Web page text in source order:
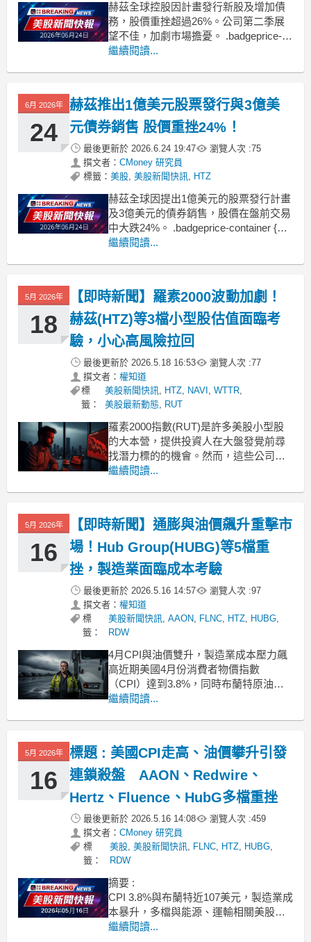
赫茲全球控股因計畫發行新股及增加債
務，股價重挫超過26%。公司第二季展
望不佳，加劇市場擔憂。 .badgeprice-
container {
gap: 1rem !important;
繼續閱讀...
6月 2026年
24
赫茲推出1億美元股票發行與3億美
元債券銷售 股價重挫24%！
最後更新於 2026.6.24 19:47 瀏覽人次 :75
撰文者： CMoney 研究員
標籤： 美股, 美股新聞快訊, HTZ
赫茲全球因提出1億美元的股票發行計畫
及3億美元的債券銷售，股價在盤前交易
中大跌24%。 .badgeprice-container {
display: flex !important;
flex-wr
繼續閱讀...
5月 2026年
18
【即時新聞】羅素2000波動加劇！
赫茲(HTZ)等3檔小型股估值面臨考
驗，小心高風險拉回
最後更新於 2026.5.18 16:53 瀏覽人次 :77
撰文者： 權知道
標
籤：
美股新聞快訊, HTZ, NAVI , WTTR,
美股最新動態, RUT
羅素2000指數(RUT)是許多美股小型股
的大本營，提供投資人在大盤發覺前尋
找潛力標的的機會。然而，這些公司通
常伴隨著較高的波動性與風險，因為它
中，挑選合適的小型股並非易事，投資
人更需要謹慎評估基本面與估值風險。
赫茲(HTZ)遠期估值
繼續閱讀...
5月 2026年
16
【即時新聞】通膨與油價飆升重擊市
場！Hub Group(HUBG)等5檔重
挫，製造業面臨成本考驗
最後更新於 2026.5.16 14:57 瀏覽人次 :97
撰文者： 權知道
標
籤：
美股新聞快訊,AAON, FLNC, HTZ, HUBG,
RDW
4月CPI與油價雙升，製造業成本壓力飆
高近期美國4月份消費者物價指數
（CPI）達到3.8%，同時布蘭特原油價
格攀升至每桶約107美元，這些總體經濟
據，4月份ISM價格指數飆升至84.6%，
創下四年來新高，投入成本在短短三個
月內大幅增
繼續閱讀...
5月 2026年
16
標題 : 美國CPI走高、油價攀升引發
連鎖殺盤 AAON、Redwire、
Hertz、Fluence、HubG多檔重挫
最後更新於 2026.5.16 14:08 瀏覽人次 :459
撰文者： CMoney 研究員
標
籤：
美股, 美股新聞快訊, FLNC, HTZ, HUBG,
RDW
摘要 :
CPI 3.8%與布蘭特近107美元，製造業成
本暴升，多檔與能源、運輸相關美股午
後急跌。 .badgeprice-container {
繼續閱讀...